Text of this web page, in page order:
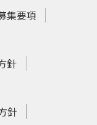
集要項
針
針